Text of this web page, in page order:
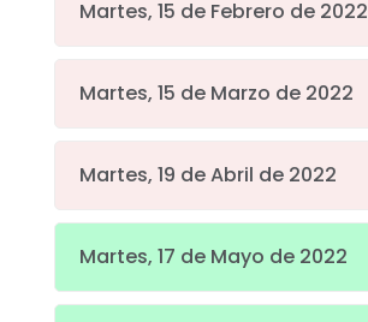
Martes, 15 de Febrero de 2022
Martes, 15 de Marzo de 2022
Martes, 19 de Abril de 2022
Martes, 17 de Mayo de 2022